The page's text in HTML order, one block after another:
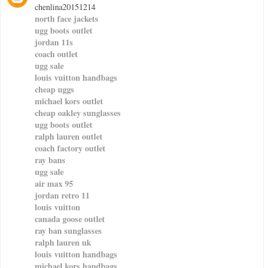
chenlina20151214
north face jackets
ugg boots outlet
jordan 11s
coach outlet
ugg sale
louis vuitton handbags
cheap uggs
michael kors outlet
cheap oakley sunglasses
ugg boots outlet
ralph lauren outlet
coach factory outlet
ray bans
ugg sale
air max 95
jordan retro 11
louis vuitton
canada goose outlet
ray ban sunglasses
ralph lauren uk
louis vuitton handbags